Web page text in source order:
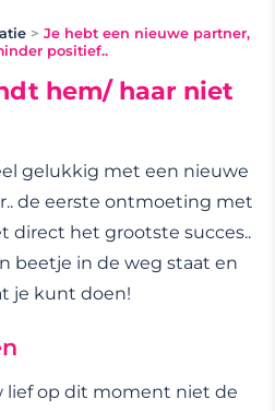
> Je hebt een nieuwe partner,
positief..
hem/ haar niet
gelukkig met een nieuwe
de eerste ontmoeting met
direct het grootste succes..
beetje in de weg staat en
je kunt doen!
lief op dit moment niet de